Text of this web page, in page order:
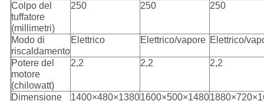
Colpo del
tuffatore
(millimetri)
250 250 250
Modo di
riscaldamento
Elettrico Elettrico/vapore Elettrico/
Potere del
motore
(chilowatt)
2,2 2,2 2,2
Dimensione
1400×480×13801600×500×1480